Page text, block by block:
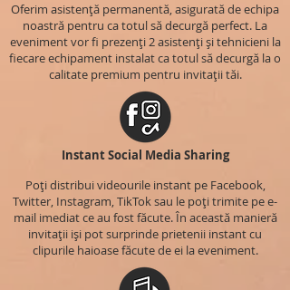
Oferim asistență permanentă, asigurată de echipa
noastră pentru ca totul să decurgă perfect. La
eveniment vor fi prezenți 2 asistenți și tehnicieni la
fiecare echipament instalat ca totul să decurgă la o
calitate premium pentru invitații tăi.
Instant Social Media Sharing
Poți distribui videourile instant pe Facebook,
Twitter, Instagram, TikTok sau le poți trimite pe e-
mail imediat ce au fost făcute. În această manieră
invitații iși pot surprinde prietenii instant cu
clipurile haioase făcute de ei la eveniment.